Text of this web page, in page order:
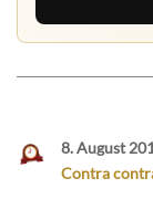
8. August
Contra